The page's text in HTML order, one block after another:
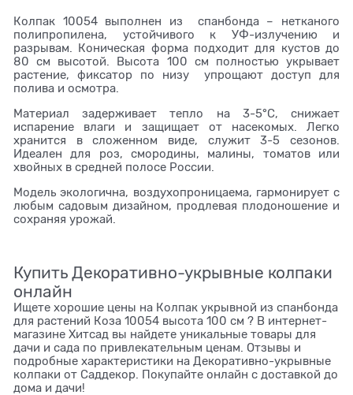
Колпак 10054 выполнен из спанбонда – нетканого
полипропилена, устойчивого к УФ-излучению и
разрывам. Коническая форма подходит для кустов до
80 см высотой. Высота 100 см полностью укрывает
растение, фиксатор по низу упрощают доступ для
полива и осмотра.
Материал задерживает тепло на 3-5°C, снижает
испарение влаги и защищает от насекомых. Легко
хранится в сложенном виде, служит 3-5 сезонов.
Идеален для роз, смородины, малины, томатов или
хвойных в средней полосе России.
Модель экологична, воздухопроницаема, гармонирует с
любым садовым дизайном, продлевая плодоношение и
сохраняя урожай.
Купить Декоративно-укрывные колпаки
онлайн
Ищете хорошие цены на Колпак укрывной из спанбонда
для растений Коза 10054 высота 100 см ? В интернет-
магазине Хитсад вы найдете уникальные товары для
дачи и сада по привлекательным ценам. Отзывы и
подробные характеристики на Декоративно-укрывные
колпаки от Саддекор. Покупайте онлайн с доставкой до
дома и дачи!